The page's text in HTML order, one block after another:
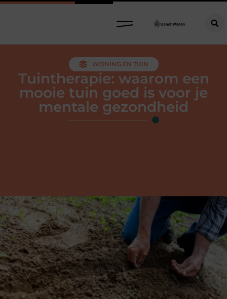
WONING EN TUIN
Tuintherapie: waarom een
mooie tuin goed is voor je
mentale gezondheid